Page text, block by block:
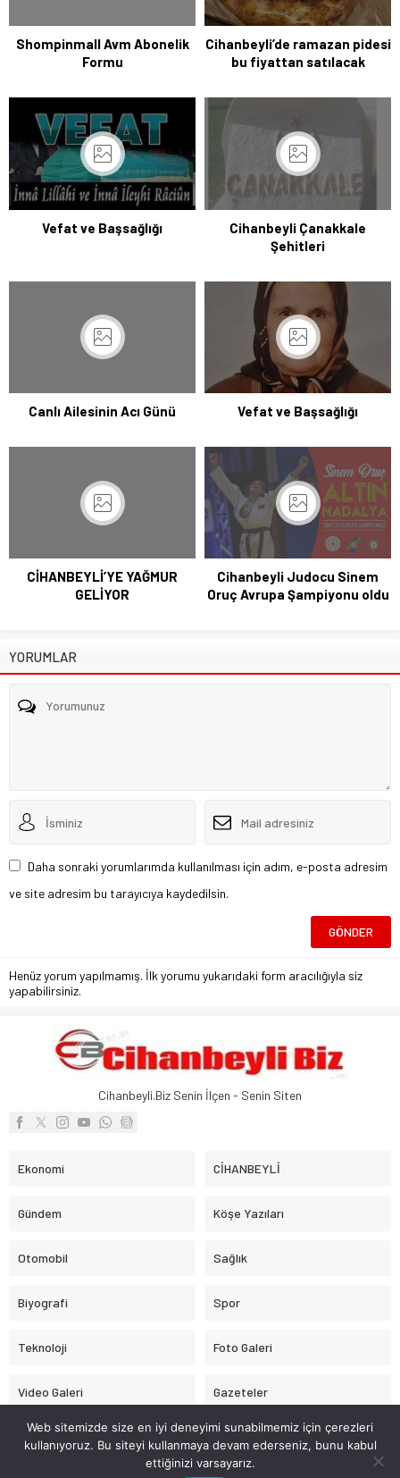
Shompinmall Avm Abonelik
Formu
Cihanbeyli’de ramazan pidesi
bu fiyattan satılacak
Vefat ve Başsağlığı
Cihanbeyli Çanakkale
Şehitleri
Canlı Ailesinin Acı Günü Vefat ve Başsağlığı
CİHANBEYLİ’YE YAĞMUR
GELİYOR
Cihanbeyli Judocu Sinem
Oruç Avrupa Şampiyonu oldu
YORUMLAR
Daha sonraki yorumlarımda kullanılması için adım, e-posta adresim
ve site adresim bu tarayıcıya kaydedilsin.
Henüz yorum yapılmamış. İlk yorumu yukarıdaki form aracılığıyla siz
yapabilirsiniz.
Cihanbeyli.Biz Senin İlçen - Senin Siten
Ekonomi CİHANBEYLİ
Gündem Köşe Yazıları
Otomobil Sağlık
Biyografi Spor
Teknoloji Foto Galeri
Video Galeri Gazeteler
Astroloji
Web sitemizde size en iyi deneyimi sunabilmemiz için çerezleri
kullanıyoruz. Bu siteyi kullanmaya devam ederseniz, bunu kabul
ettiğinizi varsayarız.